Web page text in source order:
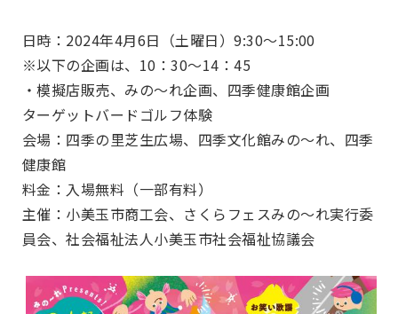
日時：2024年4月6日（土曜日）9:30～15:00
※以下の企画は、10：30～14：45
・模擬店販売、みの～れ企画、四季健康館企画
ターゲットバードゴルフ体験
会場：四季の里芝生広場、四季文化館みの～れ、四季
健康館
料金：入場無料（一部有料）
主催：小美玉市商工会、さくらフェスみの～れ実行委
員会、社会福祉法人小美玉市社会福祉協議会